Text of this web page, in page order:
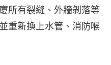
所有裂縫、外牆剝落等
重新換上水管、消防喉